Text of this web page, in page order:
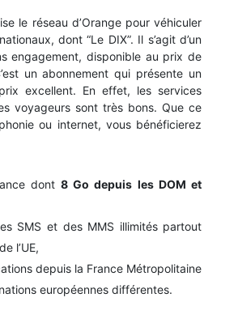
le réseau d’Orange pour véhiculer
dont “Le DIX”. Il s’agit d’un
engagement, disponible au prix de
un abonnement qui présente un
excellent. En effet, les services
voyageurs sont très bons. Que ce
ou internet, vous bénéficierez
dont 8 Go depuis les DOM et
SMS et des MMS illimités partout
l’UE,
depuis la France Métropolitaine
européennes différentes.